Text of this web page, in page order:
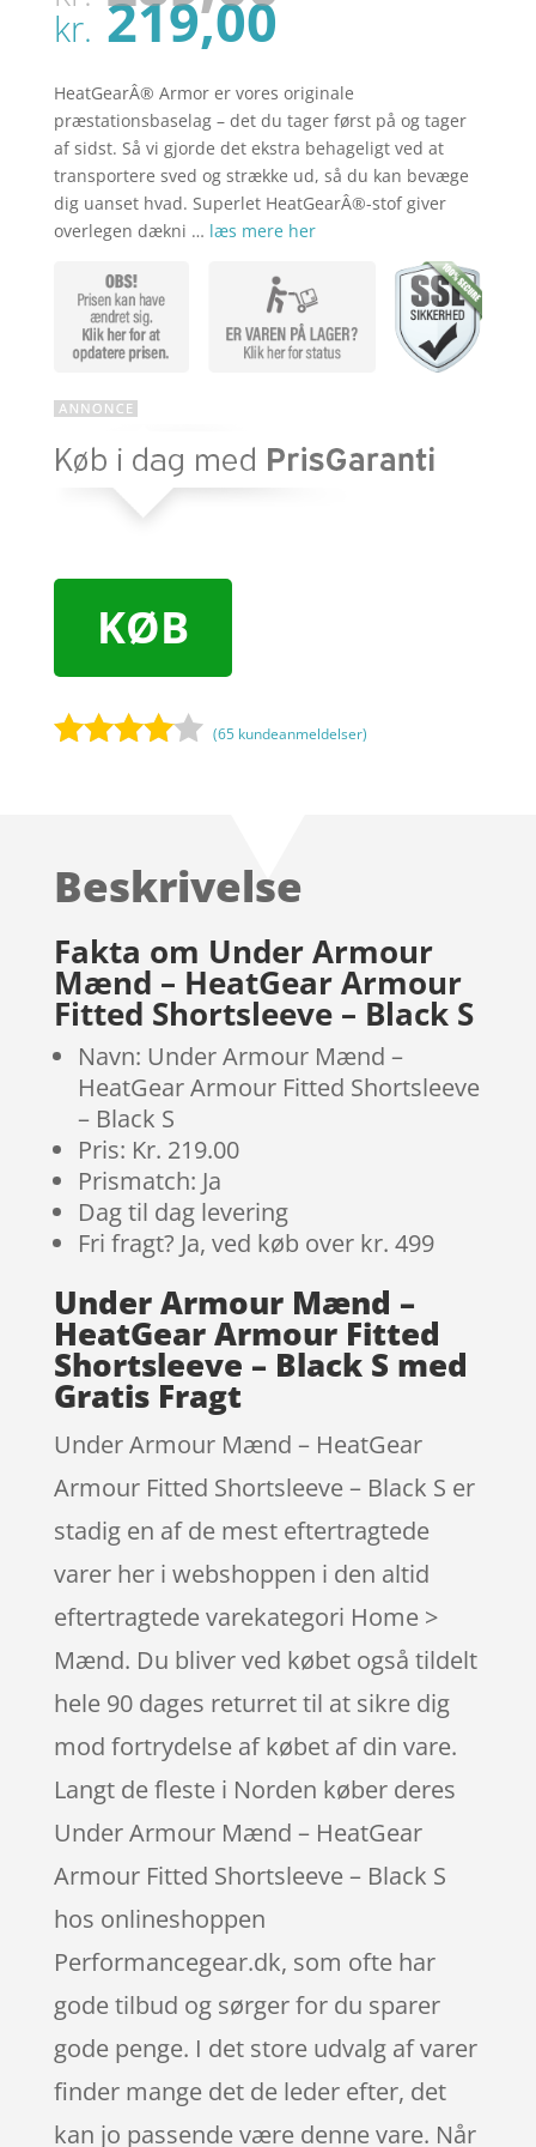
var:
kr.
kr.219,00Den
pris
er:
kr.
HeatGearÂ® Armor er vores originale
præstationsbaselag – det du tager først på og tager
af sidst. Så vi gjorde det ekstra behageligt ved at
transportere sved og strække ud, så du kan bevæge
dig uanset hvad. Superlet HeatGearÂ®-stof giver
overlegen dækni … læs mere her
KØB
på
ømmels
er
(65 kundeanmeldelser)
Beskrivelse
Fakta om Under Armour
Mænd – HeatGear Armour
Fitted Shortsleeve – Black S
Navn: Under Armour Mænd –
HeatGear Armour Fitted Shortsleeve
– Black S
Pris: Kr. 219.00
Prismatch: Ja
Dag til dag levering
Fri fragt? Ja, ved køb over kr. 499
Under Armour Mænd –
HeatGear Armour Fitted
Shortsleeve – Black S med
Gratis Fragt
Under Armour Mænd – HeatGear
Armour Fitted Shortsleeve – Black S er
stadig en af de mest eftertragtede
varer her i webshoppen i den altid
eftertragtede varekategori Home >
Mænd. Du bliver ved købet også tildelt
hele 90 dages returret til at sikre dig
mod fortrydelse af købet af din vare.
Langt de fleste i Norden køber deres
Under Armour Mænd – HeatGear
Armour Fitted Shortsleeve – Black S
hos onlineshoppen
Performancegear.dk, som ofte har
gode tilbud og sørger for du sparer
gode penge. I det store udvalg af varer
finder mange det de leder efter, det
kan jo passende være denne vare. Når